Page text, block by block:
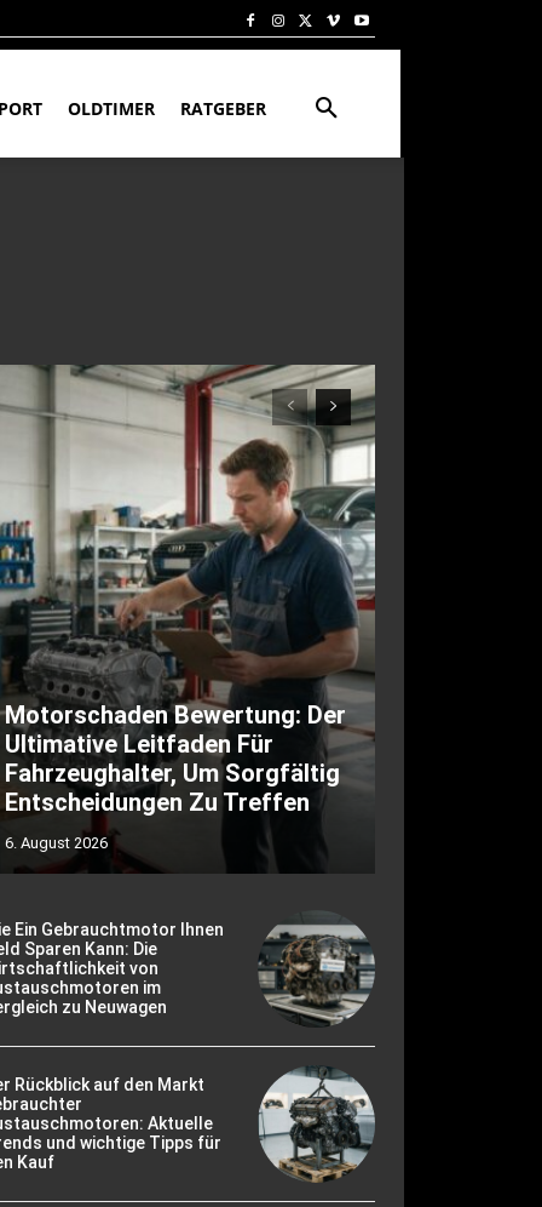
OLDTIMER RATGEBER
Motorschaden Bewertung: Der
Ultimative Leitfaden Für
Fahrzeughalter, Um Sorgfältig
Entscheidungen Zu Treffen
6. August 2026
Ein Gebrauchtmotor Ihnen
Sparen Kann: Die
von
im
zu Neuwagen
Rückblick auf den Markt
Aktuelle
und wichtige Tipps für
Kauf